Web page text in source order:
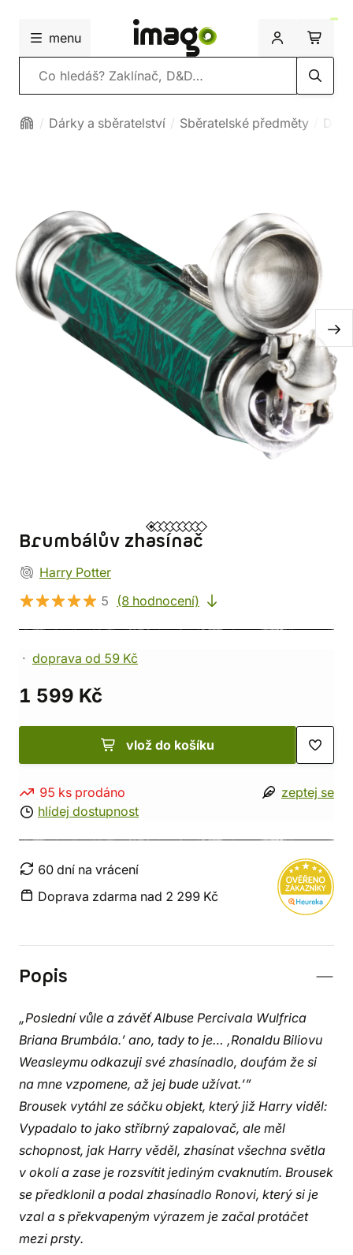
menu
Vyhledávání
Dárky a sběratelství Sběratelské předměty
Brumbálův zhasínač
Harry Potter
5
(8 hodnocení)
doprava od 59 Kč
1 599 Kč
vlož do košíku
95 ks prodáno
hlídej dostupnost
zeptej se
60 dní na vrácení
Doprava zdarma nad 2 299 Kč
Popis
„Poslední vůle a závěť Albuse Percivala Wulfrica
Briana Brumbála.’ ano, tady to je… ‚Ronaldu Biliovu
Weasleymu odkazuji své zhasínadlo, doufám že si
na mne vzpomene, až jej bude užívat.’”
Brousek vytáhl ze sáčku objekt, který již Harry viděl:
Vypadalo to jako stříbrný zapalovač, ale měl
schopnost, jak Harry věděl, zhasínat všechna světla
v okolí a zase je rozsvítit jediným cvaknutím. Brousek
se předklonil a podal zhasínadlo Ronovi, který si je
vzal a s překvapeným výrazem je začal protáčet
mezi prsty.